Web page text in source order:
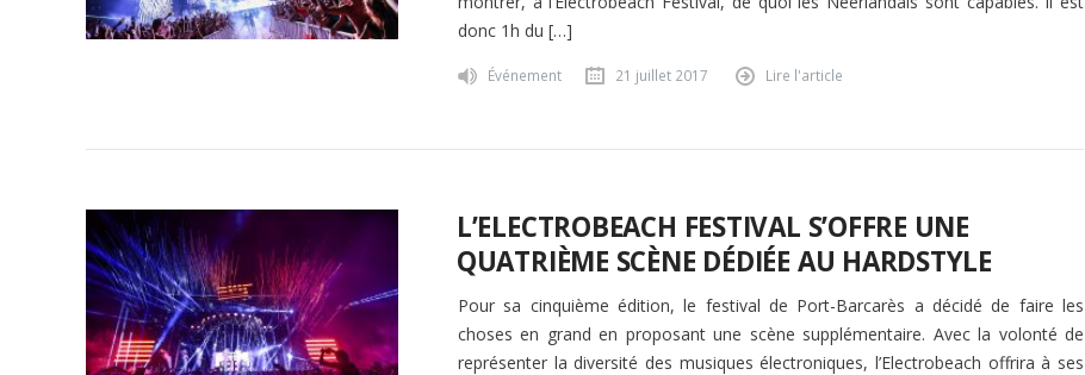
donc 1h du […]
Événement 21 juillet 2017 Lire l'article
L’ELECTROBEACH FESTIVAL S’OFFRE UNE
QUATRIÈME SCÈNE DÉDIÉE AU HARDSTYLE
Pour sa cinquième édition, le festival de Port-Barcarès a décidé de faire les
choses en grand en proposant une scène supplémentaire. Avec la volonté de
représenter la diversité des musiques électroniques, l’Electrobeach offrira à ses